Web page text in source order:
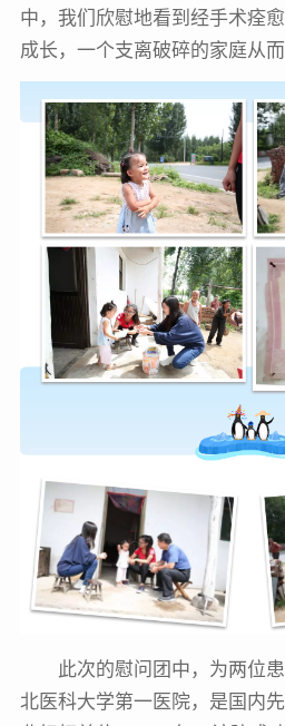
中，我们欣慰地看到经手术痊
成长，一个支离破碎的家庭从而
此次的慰问团中，为两位
北医科大学第一医院，是国内